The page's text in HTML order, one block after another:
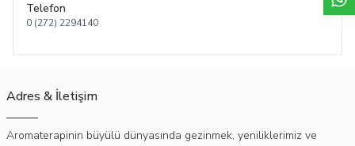
Telefon
0 (272) 2294140
Adres & İletişim
Aromaterapinin büyülü dünyasında gezinmek, yeniliklerimiz ve